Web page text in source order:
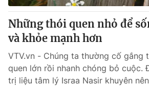
Những thói quen nhỏ để
và khỏe mạnh hơn
VTV.vn - Chúng ta thường cố gắng
quen lớn rồi nhanh chóng bỏ cuộc.
trị liệu tâm lý Israa Nasir khuyên